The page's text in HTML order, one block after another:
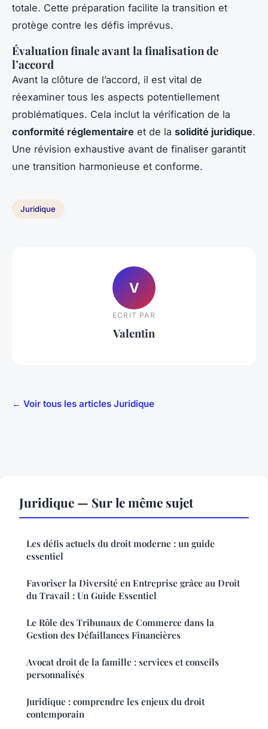
totale. Cette préparation facilite la transition et
protège contre les défis imprévus.
Évaluation finale avant la finalisation de
l’accord
Avant la clôture de l’accord, il est vital de
réexaminer tous les aspects potentiellement
problématiques. Cela inclut la vérification de la
conformité réglementaire et de la solidité juridique.
Une révision exhaustive avant de finaliser garantit
une transition harmonieuse et conforme.
Juridique
V
ECRIT PAR
Valentin
← Voir tous les articles Juridique
Juridique — Sur le même sujet
Les défis actuels du droit moderne : un guide
essentiel
Favoriser la Diversité en Entreprise grâce au Droit
du Travail : Un Guide Essentiel
Le Rôle des Tribunaux de Commerce dans la
Gestion des Défaillances Financières
Avocat droit de la famille : services et conseils
personnalisés
Juridique : comprendre les enjeux du droit
contemporain